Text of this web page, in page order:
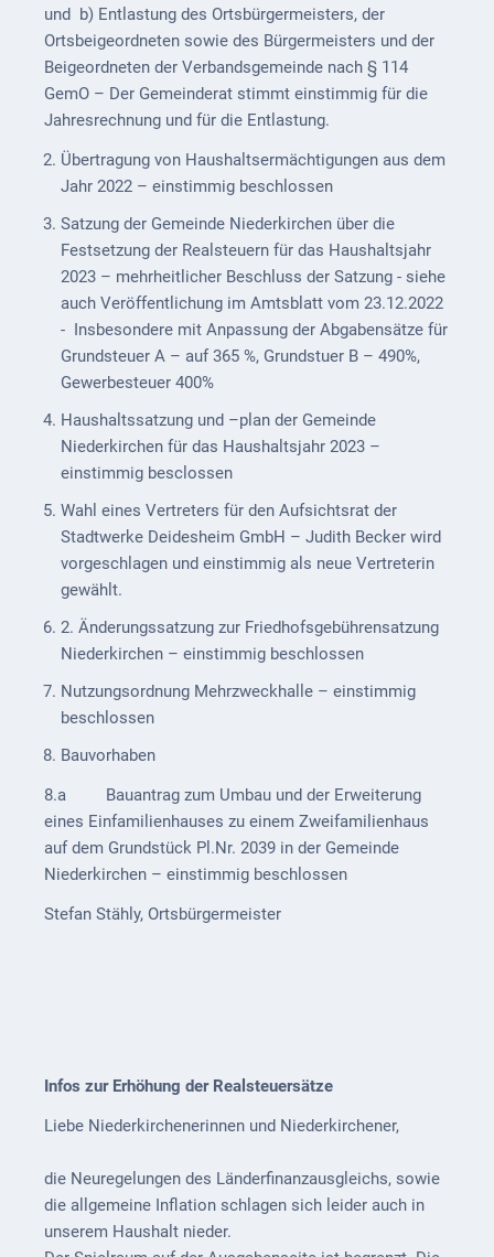
Gottesdienste
Infrastruktur
und
Versorgung
Baumaßnahmen
Energieversorgung
Breitbandausbau/
Telekommunikation
Post
Mobilität
Wasser-
und
Abwasser
Defibrillatoren
Katastrophenschutz
Notfallnummern
Suche
bei
Social
Media
Sitemap
Downloads
Bürgerhospital
Deidesheim
Akten
ab
1793
und b) Entlastung des Ortsbürgermeisters, der
Ortsbeigeordneten sowie des Bürgermeisters und der
Beigeordneten der Verbandsgemeinde nach § 114
GemO – Der Gemeinderat stimmt einstimmig für die
Jahresrechnung und für die Entlastung.
Übertragung von Haushaltsermächtigungen aus dem
Jahr 2022 – einstimmig beschlossen
Satzung der Gemeinde Niederkirchen über die
Festsetzung der Realsteuern für das Haushaltsjahr
2023 – mehrheitlicher Beschluss der Satzung - siehe
auch Veröffentlichung im Amtsblatt vom 23.12.2022
- Insbesondere mit Anpassung der Abgabensätze für
Grundsteuer A – auf 365 %, Grundstuer B – 490%,
Gewerbesteuer 400%
Haushaltssatzung und –plan der Gemeinde
Niederkirchen für das Haushaltsjahr 2023 –
einstimmig besclossen
Wahl eines Vertreters für den Aufsichtsrat der
Stadtwerke Deidesheim GmbH – Judith Becker wird
vorgeschlagen und einstimmig als neue Vertreterin
gewählt.
2. Änderungssatzung zur Friedhofsgebührensatzung
Niederkirchen – einstimmig beschlossen
Nutzungsordnung Mehrzweckhalle – einstimmig
beschlossen
Bauvorhaben
8.a Bauantrag zum Umbau und der Erweiterung
eines Einfamilienhauses zu einem Zweifamilienhaus
auf dem Grundstück Pl.Nr. 2039 in der Gemeinde
Niederkirchen – einstimmig beschlossen
Stefan Stähly, Ortsbürgermeister
Infos zur Erhöhung der Realsteuersätze
Liebe Niederkirchenerinnen und Niederkirchener,
die Neuregelungen des Länderfinanzausgleichs, sowie
die allgemeine Inflation schlagen sich leider auch in
unserem Haushalt nieder.